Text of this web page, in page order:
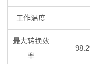
工作温度
最大转换效
率